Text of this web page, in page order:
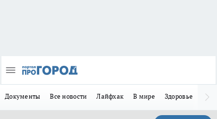
Документы Все новости Лайфхак В мире Здоровье